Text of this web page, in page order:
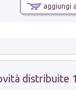
aggiungi
distribuite